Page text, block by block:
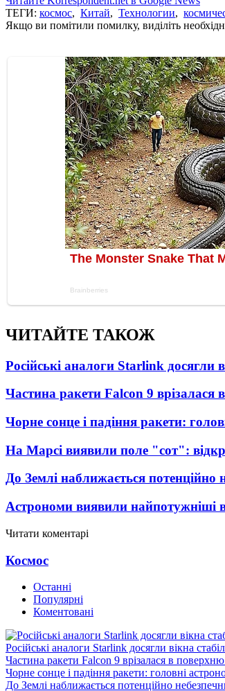
ТЕГИ: космос, Китай, Технологии,
Якщо ви помітили помилку, виділіть
ЧИТАЙТЕ ТАКОЖ
Російські аналоги Starlink досягли
Частина ракети Falcon 9
Чорне сонце і падіння ракети:
На Марсі виявили поле "сот":
До Землі наближається потенційно
Астрономи виявили найпотужніші
Читати коментарі
Космос
Останні
Популярні
Коментовані
Російські аналоги Starlink досягли вікна
Частина ракети Falcon 9 врізалася в
Чорне сонце і падіння ракети: головні
До Землі наближається потенційно